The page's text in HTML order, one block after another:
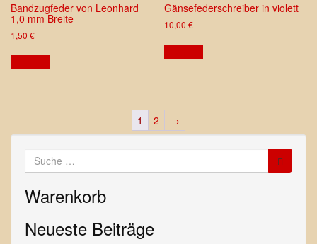
Bandzugfeder von Leonhard
1,0 mm Breite
1,50 €
Gänsefederschreiber in violett
10,00€
1 2 →
Suche
nach:
Warenkorb
Neueste Beiträge